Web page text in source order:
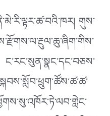
གུས་